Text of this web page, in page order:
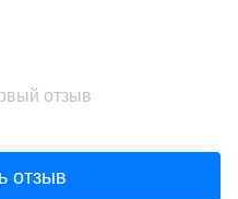
отзыв
отзыв